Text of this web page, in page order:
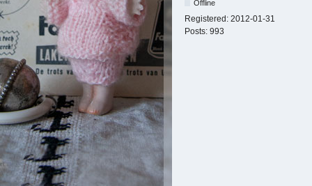
Offline
Registered: 2012-01-31
Posts: 993